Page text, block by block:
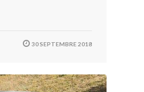
30 SEPTEMBRE 2018